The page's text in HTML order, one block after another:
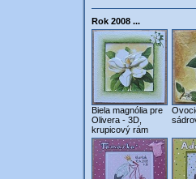
Rok 2008 ...
Biela magnólia pre
Olivera - 3D,
krupicový rám